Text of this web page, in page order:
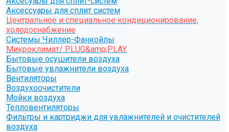
Аксессуары для сплит систем
Центральное и специальное кондиционирование,
холодоснабжение
Системы Чиллер-Фанкойлы
Микроклимат/ PLUG&amp;PLAY
Бытовые осушители воздуха
Бытовые увлажнители воздуха
Вентиляторы
Воздухоочистители
Мойки воздуха
Тепловентиляторы
Фильтры и картриджи для увлажнителей и очистителей
воздуха